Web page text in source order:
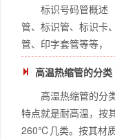
标识号码管概述
管、标识管、标识卡
管、印字套管等等，
高温热缩管的分类
高温热缩管的分
特点就是耐高温，
260℃几类。按其材